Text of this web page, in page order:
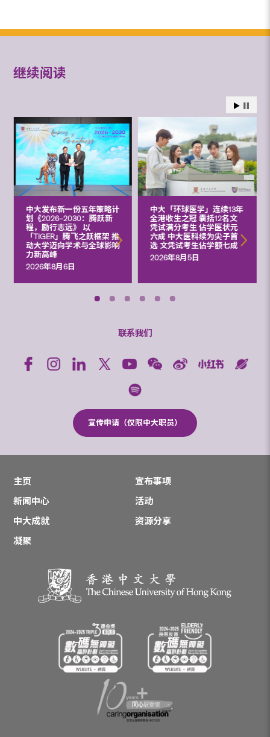
继续阅读
中大发布新一份五年策略计
划《2026‒2030：腾跃新
程，励行志远》 以
「TIGER」腾飞之跃框架 推
动大学迈向学术与全球影响
力新高峰
2026年8月6日
中大「环球医学」连续13年
全港收生之冠 囊括12名文
凭试满分考生 佔学医状元
六成 中大医科续为尖子首
选 文凭试考生佔学额七成
2026年8月5日
联系我们
宣传申请（仅限中大职员）
主页
宣布事项
新闻中心
活动
中大成就
资源分享
凝聚